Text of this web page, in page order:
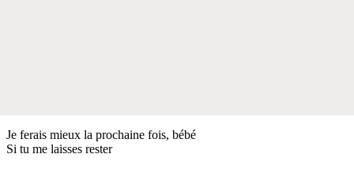
Je ferais mieux la prochaine fois, bébé
Si tu me laisses rester